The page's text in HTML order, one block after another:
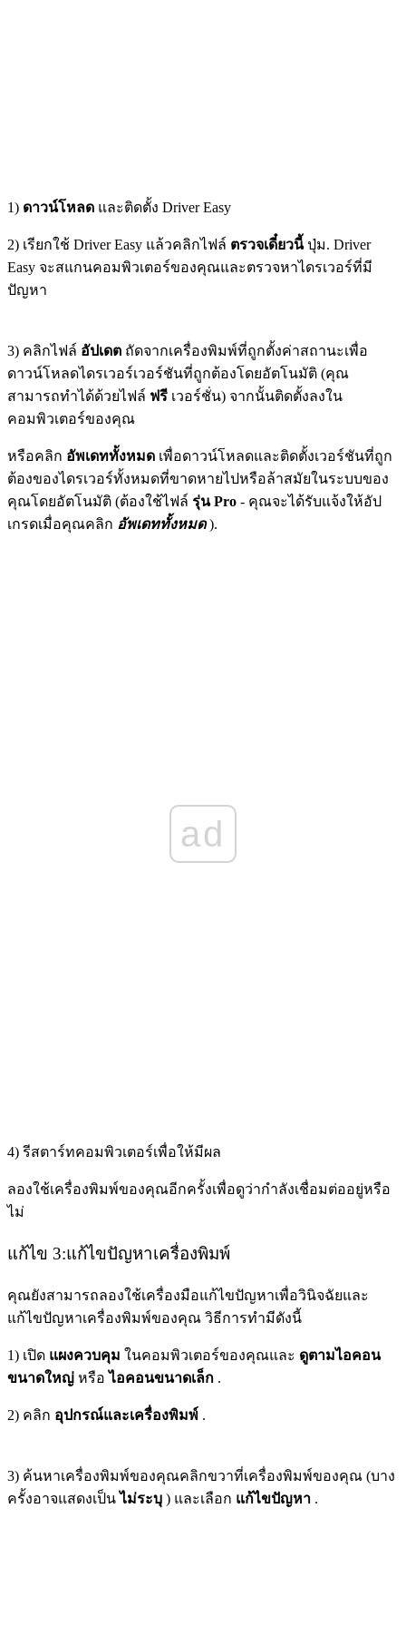
1) ดาวน์โหลด และติดตั้ง Driver Easy
2) เรียกใช้ Driver Easy แล้วคลิกไฟล์ ตรวจเดี๋ยวนี้ปุ่ม. Driver
Easy จะสแกนคอมพิวเตอร์ของคุณและตรวจหาไดรเวอร์ที่มี
ปัญหา
3) คลิกไฟล์ อัปเดต ถัดจากเครื่องพิมพ์ที่ถูกตั้งค่าสถานะเพื่อ
ดาวน์โหลดไดรเวอร์เวอร์ชันที่ถูกต้องโดยอัตโนมัติ (คุณ
สามารถทำได้ด้วยไฟล์ ฟรี เวอร์ชั่น) จากนั้นติดตั้งลงใน
คอมพิวเตอร์ของคุณ
หรือคลิก อัพเดททั้งหมด เพื่อดาวน์โหลดและติดตั้งเวอร์ชันที่ถูก
ต้องของไดรเวอร์ทั้งหมดที่ขาดหายไปหรือล้าสมัยในระบบของ
คุณโดยอัตโนมัติ (ต้องใช้ไฟล์ รุ่น Pro - คุณจะได้รับแจ้งให้อัป
เกรดเมื่อคุณคลิก อัพเดททั้งหมด ).
ad
4) รีสตาร์ทคอมพิวเตอร์เพื่อให้มีผล
ลองใช้เครื่องพิมพ์ของคุณอีกครั้งเพื่อดูว่ากำลังเชื่อมต่ออยู่หรือ
ไม่
แก้ไข 3:แก้ไขปัญหาเครื่องพิมพ์
คุณยังสามารถลองใช้เครื่องมือแก้ไขปัญหาเพื่อวินิจฉัยและ
แก้ไขปัญหาเครื่องพิมพ์ของคุณ วิธีการทำมีดังนี้
1) เปิด แผงควบคุม ในคอมพิวเตอร์ของคุณและ ดูตามไอคอน
ขนาดใหญ่ หรือไอคอนขนาดเล็ก .
2) คลิก อุปกรณ์และเครื่องพิมพ์ .
3) ค้นหาเครื่องพิมพ์ของคุณคลิกขวาที่เครื่องพิมพ์ของคุณ (บาง
ครั้งอาจแสดงเป็นไม่ระบุ ) และเลือก แก้ไขปัญหา .